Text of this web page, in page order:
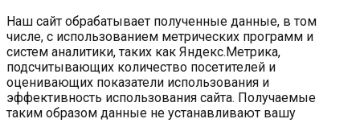
Наш сайт обрабатывает полученные данные, в том
числе, с использованием метрических программ и
систем аналитики, таких как Яндекс.Метрика,
подсчитывающих количество посетителей и
оценивающих показатели использования и
эффективность использования сайта. Получаемые
таким образом данные не устанавливают вашу